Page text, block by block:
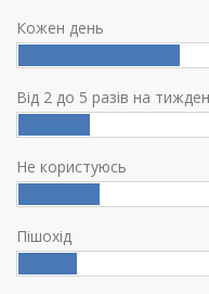
Кожен день
Від 2 до 5 разів на
Не користуюсь
Пішохід